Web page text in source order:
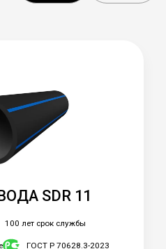
SDR 11
100 лет срок службы
ГОСТ Р 70628.3-2023